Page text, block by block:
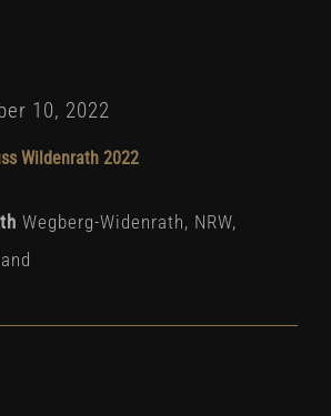
Wildenrath 2022
10, 2022
Wegberg-Widenrath, NRW,